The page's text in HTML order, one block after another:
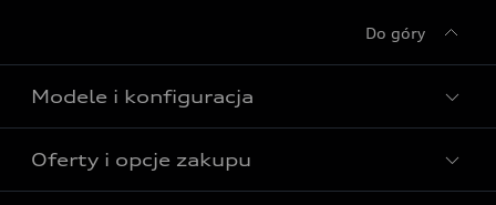
Do góry
Modele i konfiguracja
Wszystkie modele Audi
Oferty i opcje zakupu